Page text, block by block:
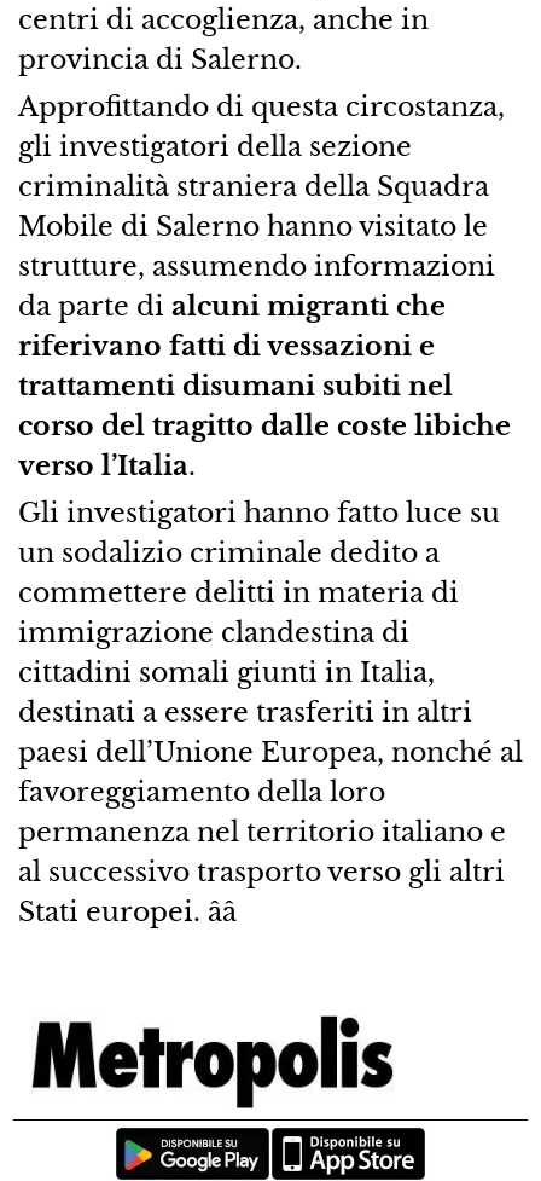
centri di accoglienza, anche in
provincia di Salerno.
Approfittando di questa circostanza,
gli investigatori della sezione
criminalità straniera della Squadra
Mobile di Salerno hanno visitato le
strutture, assumendo informazioni
da parte di alcuni migranti che
riferivano fatti di vessazioni e
trattamenti disumani subiti nel
corso del tragitto dalle coste libiche
verso l’Italia.
Gli investigatori hanno fatto luce su
un sodalizio criminale dedito a
commettere delitti in materia di
immigrazione clandestina di
cittadini somali giunti in Italia,
destinati a essere trasferiti in altri
paesi dell’Unione Europea, nonché al
favoreggiamento della loro
permanenza nel territorio italiano e
al successivo trasporto verso gli altri
Stati europei. ââ